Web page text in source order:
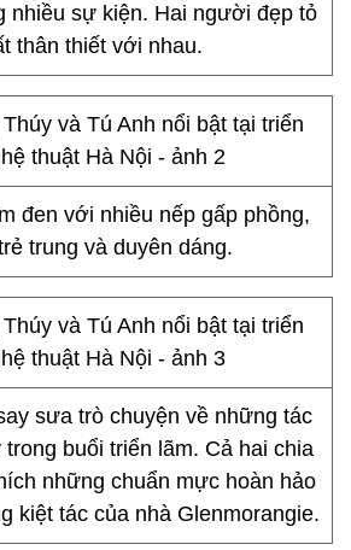
nhiều sự kiện. Hai người đẹp tỏ
thân thiết với nhau.
đen với nhiều nếp gấp phồng,
trung và duyên dáng.
sưa trò chuyện về những tác
buổi triển lãm. Cả hai chia
những chuẩn mực hoàn hảo
kiệt tác của nhà Glenmorangie.